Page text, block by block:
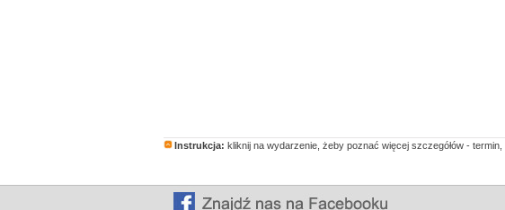
Instrukcja: kliknij na wydarzenie, żeby poznać więcej szczegółów - termin,